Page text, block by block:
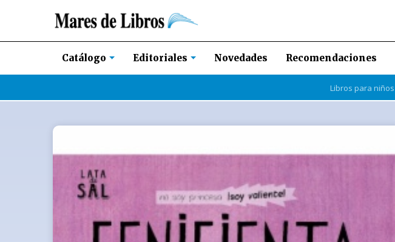
Catálogo Editoriales Novedades Recomendaciones
Libros para niños